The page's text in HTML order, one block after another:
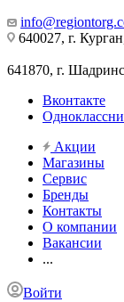
640027, г.
641870, г.
Вконтакте
Акции
Магазины
Сервис
Бренды
Контакты
О компании
Вакансии
...
Войти